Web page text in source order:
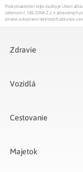
Poskytovateľom tejto služby je Union
zákonom č. 581/2004 Z.z. o zdravotných
zmene a doplnení niektorých zákonov v
Zdravie
Vozidlá​
Cestovanie
Majetok​